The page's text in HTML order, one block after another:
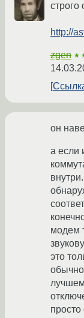
строго
http://
zgen
он
а если
модем
это